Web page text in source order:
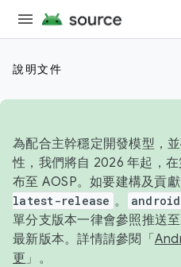
說明文件
為配合主幹穩定開發模型，
性，我們將自 2026 年起，
布至 AOSP。如要建構及貢
latest-release 。
單分支版本一律會參照推送
最新版本。詳情請參閱「
更 」。